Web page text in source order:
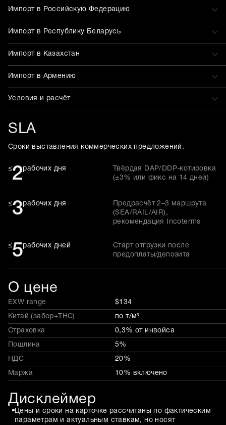
Импорт в Российскую Федерацию
Импорт в Республику Беларусь
Импорт в Казахстан
Импорт в Армению
Условия и расчёт
SLA
Сроки выставления коммерческих предложений.
≤2рабочих дня
Твёрдая DAP/DDP-котировка
(±3% или фикс на 14 дней)
≤3рабочих дня
Предрасчёт 2–3 маршрута
(SEA/RAIL/AIR),
рекомендация Incoterms
≤5рабочих дней
Старт отгрузки после
предоплаты/депозита
О цене
EXW range $134
Китай (забор+THC) по т/м³
Страховка 0,3% от инвойса
Пошлина 5%
НДС 20%
Маржа 10% включено
Дисклеймер
Цены и сроки на карточке рассчитаны по фактическим
параметрам и актуальным ставкам, но носят